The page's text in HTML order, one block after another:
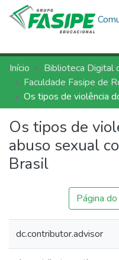
Início
Os tipos de
abuso sexual
Brasil
Página
dc.contributor.advisor